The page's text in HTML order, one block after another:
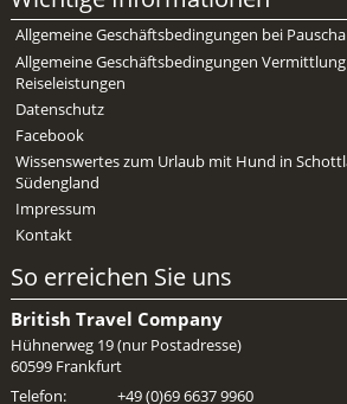
Unterkünfte
Zimmer
Allgemeine Geschäftsbedingungen bei
Allgemeine Geschäftsbedingungen
Reiseleistungen
Datenschutz
Facebook
Wissenswertes zum Urlaub mit Hund in
Südengland
Impressum
Kontakt
So erreichen Sie uns
British Travel Company
Hühnerweg 19 (nur Postadresse)
60599 Frankfurt
Telefon:
+49 (0)69 6637 9960